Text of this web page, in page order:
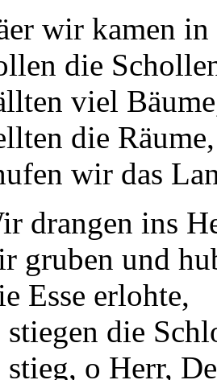
kamen in
die Schollen
viel
die Räume,
wir das
ins
und
erlohte,
die
o Herr, Dein